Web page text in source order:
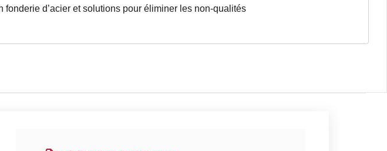
d’acier et solutions pour éliminer les non-qualités